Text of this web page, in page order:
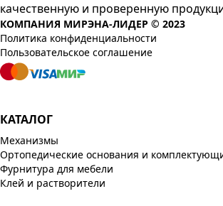
качественную и проверенную
КОМПАНИЯ МИРЭНА-ЛИДЕР © 2023
Политика конфиденциальности
Пользовательское соглашение
КАТАЛОГ
Механизмы
Ортопедические основания и
Фурнитура для мебели
Клей и растворители